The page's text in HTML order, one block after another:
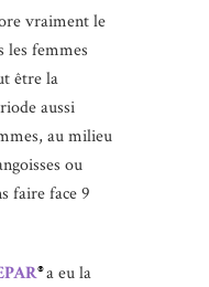
vraiment le
les femmes
être la
aussi
au milieu
ou
faire face 9
®a eu la